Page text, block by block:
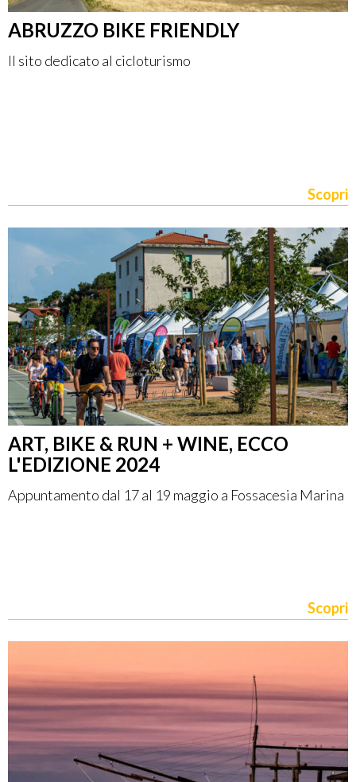
ABRUZZO BIKE FRIENDLY
Il sito dedicato al cicloturismo
Scopri
ART, BIKE & RUN + WINE, ECCO
L'EDIZIONE 2024
Appuntamento dal 17 al 19 maggio a Fossacesia Marina
Scopri